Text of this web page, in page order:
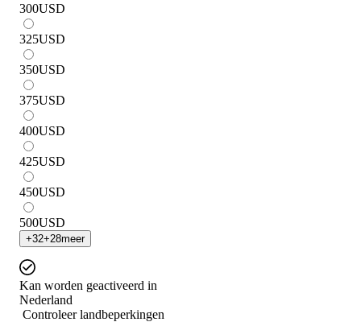
300USD
325USD
350USD
375USD
400USD
425USD
450USD
500USD
+32+28meer
Kan worden geactiveerd in
Nederland
Controleer landbeperkingen